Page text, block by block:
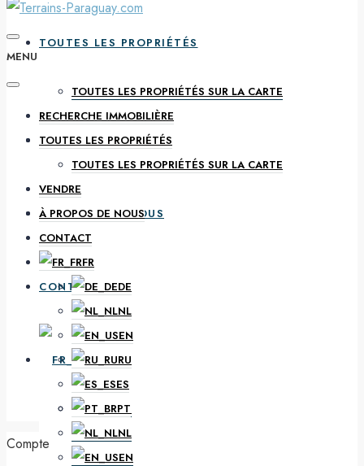
TOUTES LES PROPRIÉTÉS
TOUTES LES PROPRIÉTÉS SUR LA CARTE
VENDRE
À PROPOS DE NOUS
CONTACT
FR
DE
NL
EN
MENU
RECHERCHE IMMOBILIÈRE
TOUTES LES PROPRIÉTÉS
TOUTES LES PROPRIÉTÉS SUR LA CARTE
VENDRE
À PROPOS DE NOUS
CONTACT
FR
DE
NL
EN
RU
ES
PT
Compte